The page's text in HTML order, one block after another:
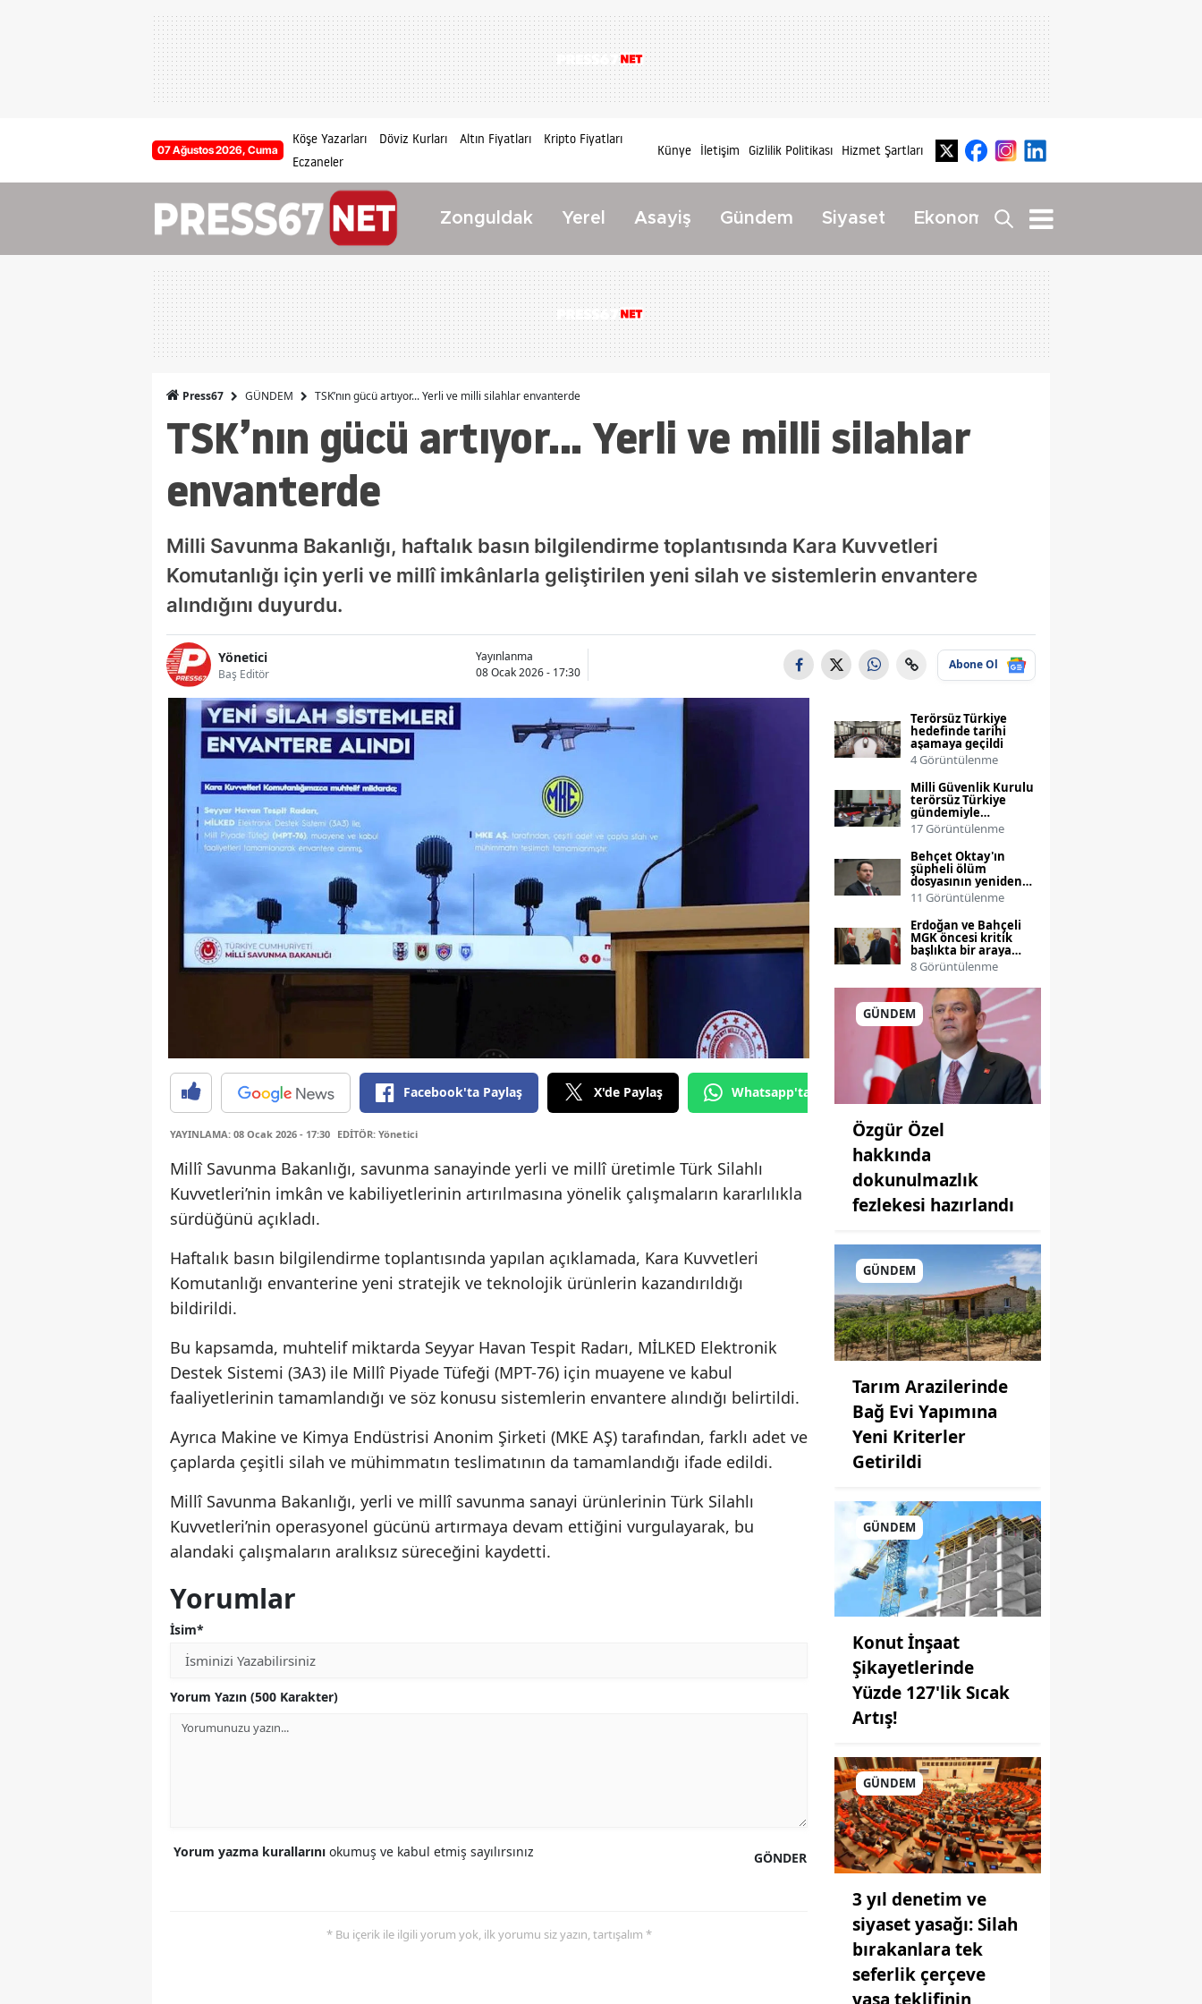
07 Ağustos 2026, Cuma
Köşe Yazarları Döviz Kurları Altın Fiyatları
Kripto Fiyatları
Eczaneler
Künye İletişim Gizlilik Politikası Hizmet Şartları
Zonguldak Yerel Asayiş Gündem Siyaset Ekonomi Yaşam
Press67 GÜNDEM TSK’nın gücü artıyor... Yerli ve milli silahlar envanterde
TSK’nın gücü artıyor... Yerli ve milli silahlar
envanterde
Milli Savunma Bakanlığı, haftalık basın bilgilendirme toplantısında Kara Kuvvetleri
Komutanlığı için yerli ve millî imkânlarla geliştirilen yeni silah ve sistemlerin envantere
alındığını duyurdu.
Yönetici
Baş Editör
Yayınlanma
08 Ocak 2026 - 17:30
Abone Ol
Facebook'ta Paylaş X'de Paylaş Whatsapp'tan Gönder
YAYINLAMA: 08 Ocak 2026 - 17:30 EDİTÖR: Yönetici
Millî Savunma Bakanlığı, savunma sanayinde yerli ve millî üretimle Türk Silahlı
Kuvvetleri’nin imkân ve kabiliyetlerinin artırılmasına yönelik çalışmaların kararlılıkla
sürdüğünü açıkladı.
Haftalık basın bilgilendirme toplantısında yapılan açıklamada, Kara Kuvvetleri
Komutanlığı envanterine yeni stratejik ve teknolojik ürünlerin kazandırıldığı
bildirildi.
Bu kapsamda, muhtelif miktarda Seyyar Havan Tespit Radarı, MİLKED Elektronik
Destek Sistemi (3A3) ile Millî Piyade Tüfeği (MPT-76) için muayene ve kabul
faaliyetlerinin tamamlandığı ve söz konusu sistemlerin envantere alındığı belirtildi.
Ayrıca Makine ve Kimya Endüstrisi Anonim Şirketi (MKE AŞ) tarafından, farklı adet ve
çaplarda çeşitli silah ve mühimmatın teslimatının da tamamlandığı ifade edildi.
Millî Savunma Bakanlığı, yerli ve millî savunma sanayi ürünlerinin Türk Silahlı
Kuvvetleri’nin operasyonel gücünü artırmaya devam ettiğini vurgulayarak, bu
alandaki çalışmaların aralıksız süreceğini kaydetti.
Yorumlar
İsim*
Yorum Yazın (500 Karakter)
GÖNDER
Yorum yazma kurallarını okumuş ve kabul etmiş sayılırsınız
* Bu içerik ile ilgili yorum yok, ilk yorumu siz yazın, tartışalım *
Terörsüz Türkiye
hedefinde tarihi
aşamaya geçildi
4 Görüntülenme
Milli Güvenlik Kurulu
terörsüz Türkiye
gündemiyle
toplanıyor
17 Görüntülenme
Behçet Oktay'ın
şüpheli ölüm
dosyasının yeniden
incelenmesi talebi
Bakanlığa taşınıyor
11 Görüntülenme
Erdoğan ve Bahçeli
MGK öncesi kritik
başlıkta bir araya
geliyor
8 Görüntülenme
GÜNDEM
Özgür Özel
hakkında
dokunulmazlık
fezlekesi hazırlandı
GÜNDEM
Tarım Arazilerinde
Bağ Evi Yapımına
Yeni Kriterler
Getirildi
GÜNDEM
Konut İnşaat
Şikayetlerinde
Yüzde 127'lik Sıcak
Artış!
GÜNDEM
3 yıl denetim ve
siyaset yasağı: Silah
bırakanlara tek
seferlik çerçeve